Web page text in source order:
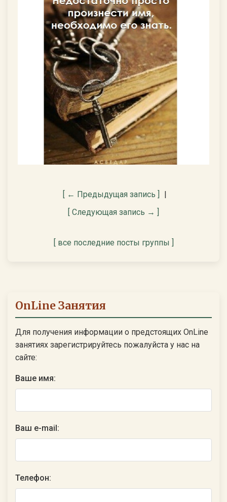
[ ← Предыдущая запись ]
|
[ Следующая запись → ]
[ все последние посты группы ]
OnLine Занятия
Для получения информации о предстоящих OnLine
занятиях зарегистрируйтесь пожалуйста у нас на
сайте:
Ваше имя:
Ваш e-mail:
Телефон: